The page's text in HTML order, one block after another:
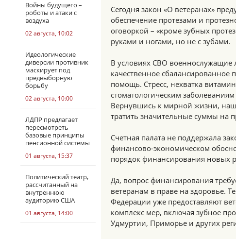
Войны будущего –
роботы и атаки с
воздуха
02 августа, 10:02
Идеологические
диверсии противник
маскирует под
предвыборную
борьбу
02 августа, 10:00
ЛДПР предлагает
пересмотреть
базовые принципы
пенсионной системы
01 августа, 15:37
Политический театр,
рассчитанный на
внутреннюю
аудиторию США
01 августа, 14:00
Сегодня закон «О ветеранах»
обеспечение протезами и
оговоркой – «кроме зубных
руками и ногами, но не с зубами.
В условиях СВО
качественное
помощь. Стресс, нехватка
стоматологическим
Вернувшись к мирной жизни,
тратить значительные суммы на
Счетная палата не поддержала
финансово-экономическом
порядок финансирования новых
Да, вопрос финансирования
ветеранам в праве на здоровье.
Федерации уже предоставляют
комплекс мер, включая зубное
Удмуртии, Приморье и других